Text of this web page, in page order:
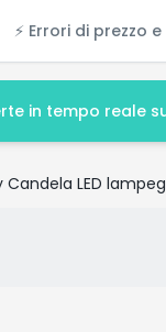
⚡ Errori di prezzo
in tempo reale